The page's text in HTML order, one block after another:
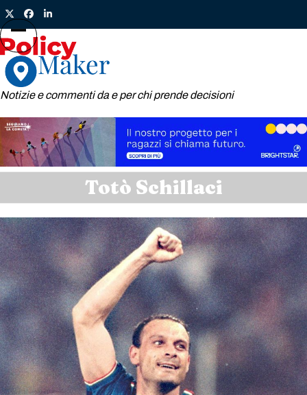
Skip
to
content
TwitterFacebook
LinkedIn
Notizie e commenti da e per chi prende decisioni
Open
mobile
menu
Close
mobile
menu
Totò Schillaci